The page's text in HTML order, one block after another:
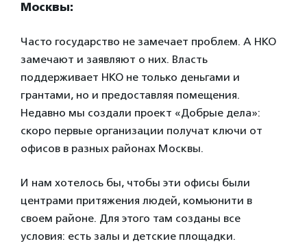
Москвы:
Часто государство не замечает проблем. А НКО
замечают и заявляют о них. Власть
поддерживает НКО не только деньгами и
грантами, но и предоставляя помещения.
Недавно мы создали проект «Добрые дела»:
скоро первые организации получат ключи от
офисов в разных районах Москвы.
И нам хотелось бы, чтобы эти офисы были
центрами притяжения людей, комьюнити в
своем районе. Для этого там созданы все
условия: есть залы и детские площадки.